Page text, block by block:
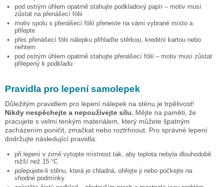
pod ostrým úhlem opatrně stahujte podkladový papír – motiv musí
zůstat na přenášecí fólii
motiv spolu s přenášecí fólií přeneste na vámi vybrané místo a
přilepte
přes přenášecí fólii nálepku přihlaďte stěrkou, kreditní kartou nebo
nehtem
pod ostrým úhlem opatrně stahujte přenášecí fólii – motiv musí zůstat
přilepený k podkladu
Pravidla pro lepení samolepek
Důležitým pravidlem pro lepení nálepek na stěnu je trpělivost!
Nikdy nespěchejte a nepoužívejte sílu. Mějte na paměti, že
pracujete s velmi tenkým materiálem, který můžete špatným
zacházením poničit, zmačkat nebo roztrhnout. Pro správné lepení
dodržujte následující pravidla:
při lepení v zimě vytopte místnost tak, aby teplota nebyla dlouhodobě
nižší než 15 °C
polepujete-li stěnu, která je chladná, ohřejte ji nebo počkejte na
vhodné podmínky